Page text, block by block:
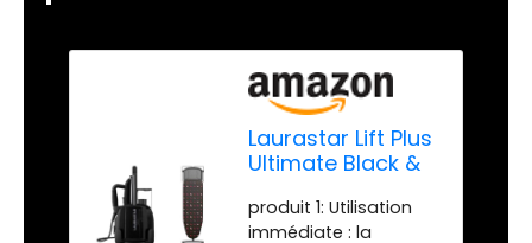
Laurastar Lift Plus
Ultimate Black &
à Repasser
produit 1: Utilisation
immédiate : la